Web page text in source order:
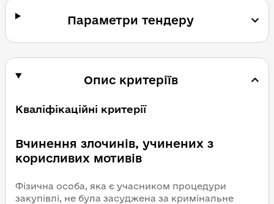
Параметри тендеру
Опис критеріїв
Кваліфікаційні критерії
Вчинення злочинів, учинених з
корисливих мотивів
Фізична особа, яка є учасником процедури
закупівлі, не була засуджена за кримінальне